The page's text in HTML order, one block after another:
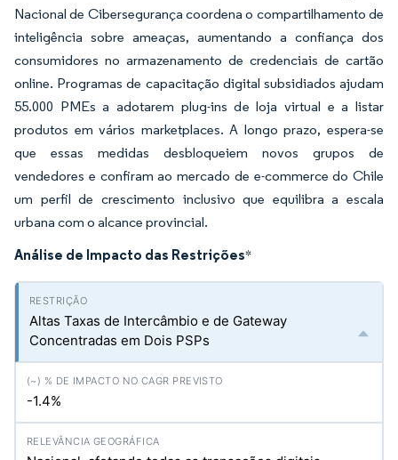
Nacional de Cibersegurança coordena o compartilhamento de
inteligência sobre ameaças, aumentando a confiança dos
consumidores no armazenamento de credenciais de cartão
online. Programas de capacitação digital subsidiados ajudam
55.000 PMEs a adotarem plug-ins de loja virtual e a listar
produtos em vários marketplaces. A longo prazo, espera-se
que essas medidas desbloqueiem novos grupos de
vendedores e confiram ao mercado de e-commerce do Chile
um perfil de crescimento inclusivo que equilibra a escala
urbana com o alcance provincial.
Análise de Impacto das Restrições*
Altas Taxas de Intercâmbio e de Gateway
Concentradas em Dois PSPs
-1.4%